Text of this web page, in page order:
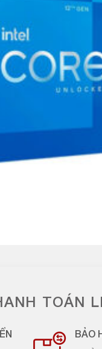
TOÁN
BẢO